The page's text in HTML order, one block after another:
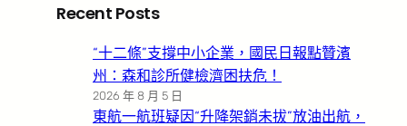
Recent Posts
“十二條”支撐中小企業，國民日報點贊濱
州：森和診所健檢濟困扶危！
2026 年 8 月 5 日
東航一航班疑因“升降架銷未拔”放油出航，